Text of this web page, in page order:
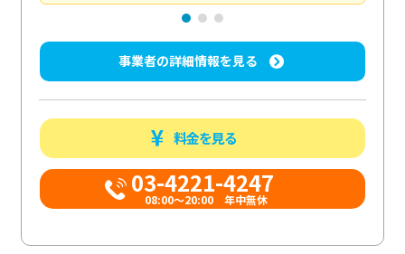
事業者の詳細情報を見る
料金を見る
03-4221-4247
08:00～20:00 年中無休